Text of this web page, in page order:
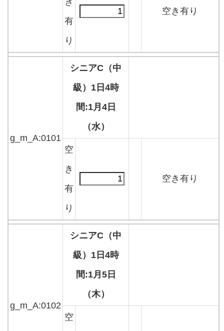
有
り
空き有り
g_m_A:0101
シニアC（中
級）1日4時
間:1月4日
（水）
空
き
有
り
空き有り
g_m_A:0102
シニアC（中
級）1日4時
間:1月5日
（木）
空